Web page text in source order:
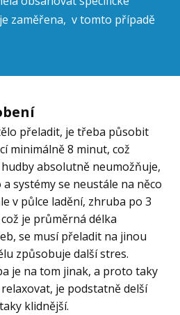
zaměřena, v tomto případě
přeladit, je třeba působit
minimálně 8 minut, což
absolutně neumožňuje,
systémy se neustále na něco
v půlce ladění, zhruba po 3
je průměrná délka
se musí přeladit na jinou
způsobuje další stres.
je na tom jinak, a proto taky
je podstatně delší
klidnější.